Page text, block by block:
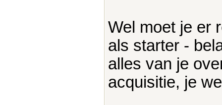
Wel moet je er
als starter -
alles van je
acquisitie, je